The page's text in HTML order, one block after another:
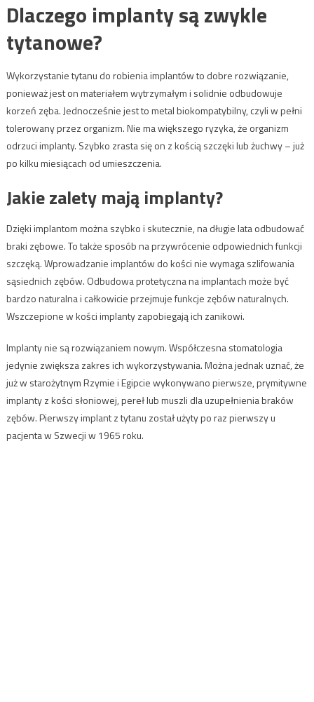
Dlaczego implanty są zwykle
tytanowe?
Wykorzystanie tytanu do robienia implantów to dobre rozwiązanie,
ponieważ jest on materiałem wytrzymałym i solidnie odbudowuje
korzeń zęba. Jednocześnie jest to metal biokompatybilny, czyli w pełni
tolerowany przez organizm. Nie ma większego ryzyka, że organizm
odrzuci implanty. Szybko zrasta się on z kością szczęki lub żuchwy – już
po kilku miesiącach od umieszczenia.
Jakie zalety mają implanty?
Dzięki implantom można szybko i skutecznie, na długie lata odbudować
braki zębowe. To także sposób na przywrócenie odpowiednich funkcji
szczęką. Wprowadzanie implantów do kości nie wymaga szlifowania
sąsiednich zębów. Odbudowa protetyczna na implantach może być
bardzo naturalna i całkowicie przejmuje funkcje zębów naturalnych.
Wszczepione w kości implanty zapobiegają ich zanikowi.
Implanty nie są rozwiązaniem nowym. Współczesna stomatologia
jedynie zwiększa zakres ich wykorzystywania. Można jednak uznać, że
już w starożytnym Rzymie i Egipcie wykonywano pierwsze, prymitywne
implanty z kości słoniowej, pereł lub muszli dla uzupełnienia braków
zębów. Pierwszy implant z tytanu został użyty po raz pierwszy u
pacjenta w Szwecji w 1965 roku.